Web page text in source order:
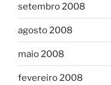
setembro 2008
agosto 2008
maio 2008
fevereiro 2008